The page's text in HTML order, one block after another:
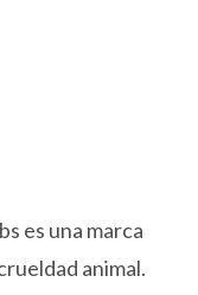
es una marca
animal.